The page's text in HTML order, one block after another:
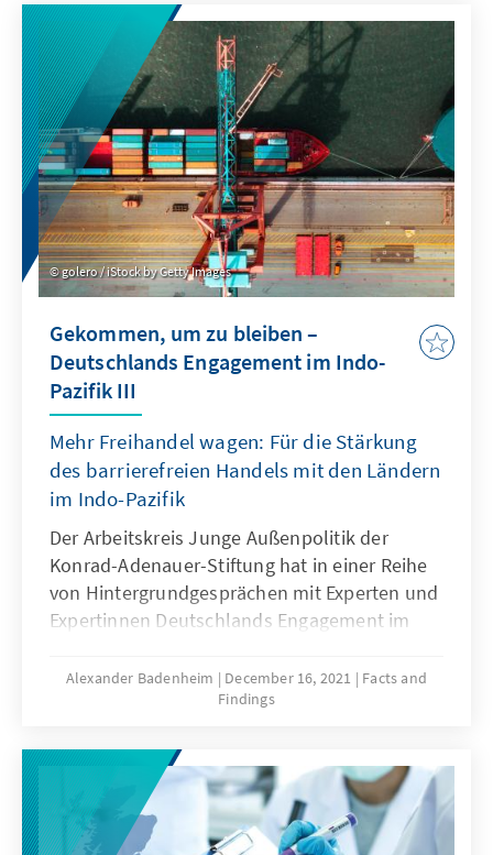
über Religionszugehörigkeiten zu machen. Die
Probleme und Unterschiede bei der Definition
und Erfassung sollten sowohl bei Debatten
als auch für religionspolitische Maßnahmen
stärker berücksichtigt werden.
golero / iStock by Getty Images
Gekommen, um zu bleiben –
Deutschlands Engagement im Indo-
Pazifik III
Mehr Freihandel wagen: Für die Stärkung
des barrierefreien Handels mit den Ländern
im Indo-Pazifik
Der Arbeitskreis Junge Außenpolitik der
Konrad-Adenauer-Stiftung hat in einer Reihe
von Hintergrundgesprächen mit Experten und
Expertinnen Deutschlands Engagement im
konkrete Vorschläge, wie Deutschland sich in
der strategisch wichtigen Region in den
Handelspolitik stärker einsetzen kann. In
diesem dritten Papier wird u.a. auf einen
pragmatischeren Ansatz bei der Aushandlung
von EU-Freihandelsabkommen verwiesen.
Alexander Badenheim December 16, 2021
Facts and
Findings